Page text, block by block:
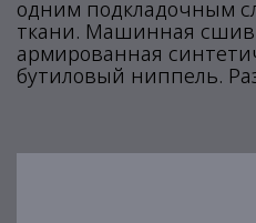
одним подкладочным
ткани. Машинная
армированная
бутиловый ниппель.